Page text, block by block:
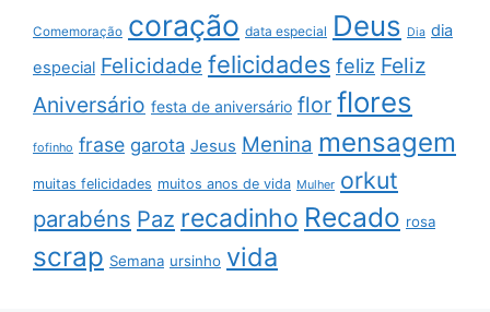
Comemoração coração data especial Deus Dia dia
especial Felicidade felicidades feliz Feliz
Aniversário festa de aniversário flor flores
fofinho frase garota Jesus Menina mensagem
muitas felicidades muitos anos de vida Mulher orkut
parabéns Paz recadinho Recado rosa
scrap Semana ursinho vida